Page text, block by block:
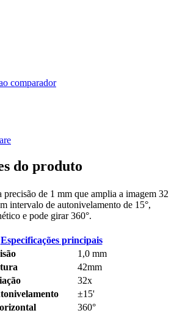
comparador
do produto
de 1 mm que amplia a imagem 32
intervalo de autonivelamento de 15°,
e pode girar 360°.
Especificações principais
1,0 mm
42mm
32x
±15'
360°